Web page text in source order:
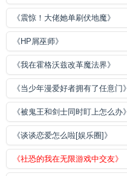
《震惊！大佬她单刷伏地魔》
《HP屑巫师》
《我在霍格沃兹改革魔法界》
《当少年漫爱好者拥有了任意门》
《被鬼王和剑士同时盯上怎么办》
《谈谈恋爱怎么啦[娱乐圈]》
《社恐的我在无限游戏中交友》